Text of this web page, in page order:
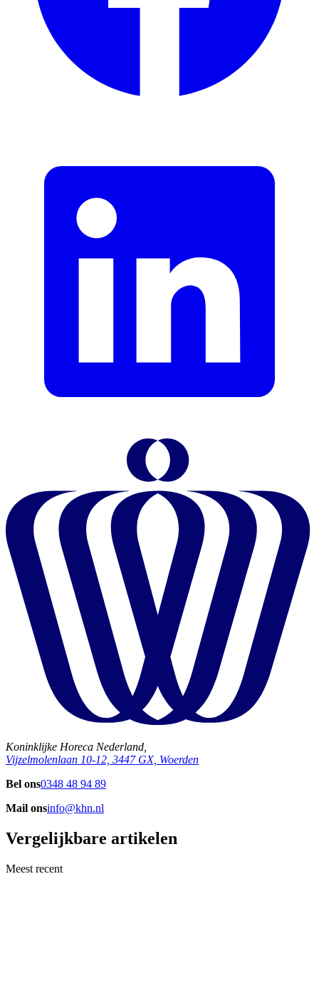
Koninklijke Horeca Nederland,
Vijzelmolenlaan 10-12, 3447 GX, Woerden
Bel ons0348 48 94 89
Mail onsinfo@khn.nl
Vergelijkbare artikelen
Meest recent